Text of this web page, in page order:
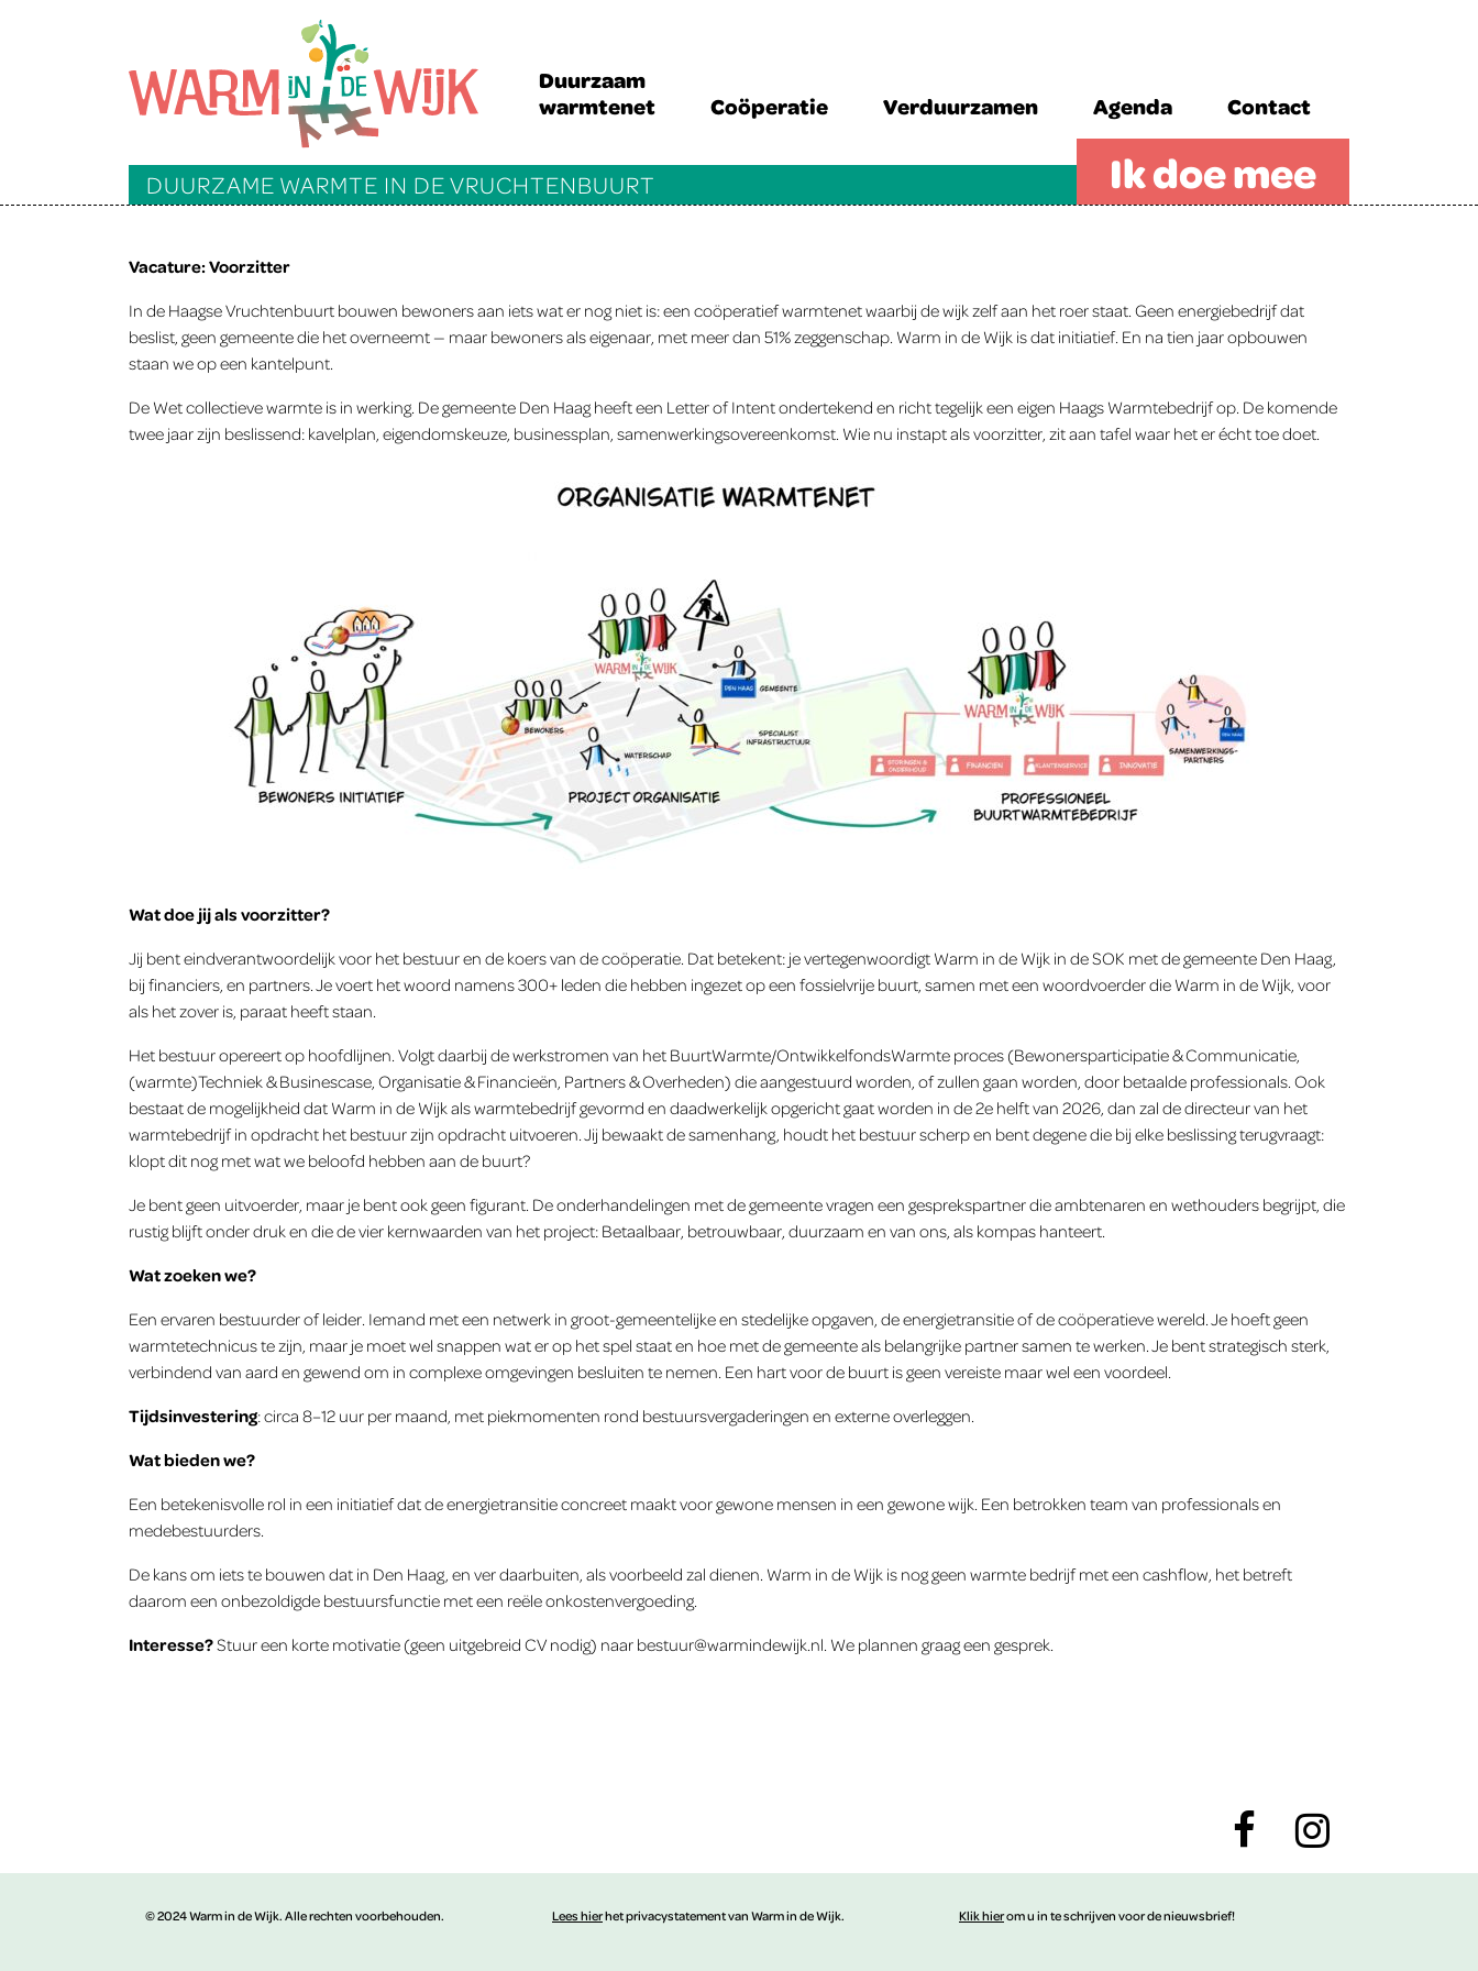
Duurzaam
warmtenet
Coöperatie Verduurzamen Agenda Contact
DUURZAME WARMTE IN DE VRUCHTENBUURT Ik doe mee
Vacature: Voorzitter
In de Haagse Vruchtenbuurt bouwen bewoners aan iets wat er nog niet is: een coöperatief warmtenet waarbij de wijk zelf aan het roer staat. Geen energiebedrijf dat
beslist, geen gemeente die het overneemt — maar bewoners als eigenaar, met meer dan 51% zeggenschap. Warm in de Wijk is dat initiatief. En na tien jaar opbouwen
staan we op een kantelpunt.
De Wet collectieve warmte is in werking. De gemeente Den Haag heeft een Letter of Intent ondertekend en richt tegelijk een eigen Haags Warmtebedrijf op. De komende
twee jaar zijn beslissend: kavelplan, eigendomskeuze, businessplan, samenwerkingsovereenkomst. Wie nu instapt als voorzitter, zit aan tafel waar het er écht toe doet.
Wat doe jij als voorzitter?
Jij bent eindverantwoordelijk voor het bestuur en de koers van de coöperatie. Dat betekent: je vertegenwoordigt Warm in de Wijk in de SOK met de gemeente Den Haag,
bij financiers, en partners. Je voert het woord namens 300+ leden die hebben ingezet op een fossielvrije buurt, samen met een woordvoerder die Warm in de Wijk, voor
als het zover is, paraat heeft staan.
Het bestuur opereert op hoofdlijnen. Volgt daarbij de werkstromen van het BuurtWarmte/OntwikkelfondsWarmte proces (Bewonersparticipatie & Communicatie,
(warmte)Techniek & Businescase, Organisatie & Financieën, Partners & Overheden) die aangestuurd worden, of zullen gaan worden, door betaalde professionals. Ook
bestaat de mogelijkheid dat Warm in de Wijk als warmtebedrijf gevormd en daadwerkelijk opgericht gaat worden in de 2e helft van 2026, dan zal de directeur van het
warmtebedrijf in opdracht het bestuur zijn opdracht uitvoeren. Jij bewaakt de samenhang, houdt het bestuur scherp en bent degene die bij elke beslissing terugvraagt:
klopt dit nog met wat we beloofd hebben aan de buurt?
Je bent geen uitvoerder, maar je bent ook geen figurant. De onderhandelingen met de gemeente vragen een gesprekspartner die ambtenaren en wethouders begrijpt, die
rustig blijft onder druk en die de vier kernwaarden van het project: Betaalbaar, betrouwbaar, duurzaam en van ons, als kompas hanteert.
Wat zoeken we?
Een ervaren bestuurder of leider. Iemand met een netwerk in groot-gemeentelijke en stedelijke opgaven, de energietransitie of de coöperatieve wereld. Je hoeft geen
warmtetechnicus te zijn, maar je moet wel snappen wat er op het spel staat en hoe met de gemeente als belangrijke partner samen te werken. Je bent strategisch sterk,
verbindend van aard en gewend om in complexe omgevingen besluiten te nemen. Een hart voor de buurt is geen vereiste maar wel een voordeel.
Tijdsinvestering: circa 8–12 uur per maand, met piekmomenten rond bestuursvergaderingen en externe overleggen.
Wat bieden we?
Een betekenisvolle rol in een initiatief dat de energietransitie concreet maakt voor gewone mensen in een gewone wijk. Een betrokken team van professionals en
medebestuurders.
De kans om iets te bouwen dat in Den Haag, en ver daarbuiten, als voorbeeld zal dienen. Warm in de Wijk is nog geen warmte bedrijf met een cashflow, het betreft
daarom een onbezoldigde bestuursfunctie met een reële onkostenvergoeding.
Interesse?Stuur een korte motivatie (geen uitgebreid CV nodig) naar bestuur@warmindewijk.nl. We plannen graag een gesprek.
© 2024 Warm in de Wijk. Alle rechten voorbehouden. Lees hierhet privacystatement van Warm in de Wijk. Klik hierom u in te schrijven voor de nieuwsbrief!